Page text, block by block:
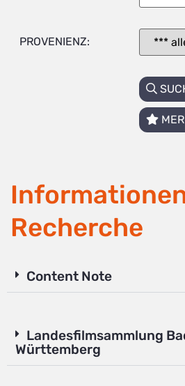
PROVENIENZ:
Recherche
Content Note
Landesfilmsammlung
Württemberg